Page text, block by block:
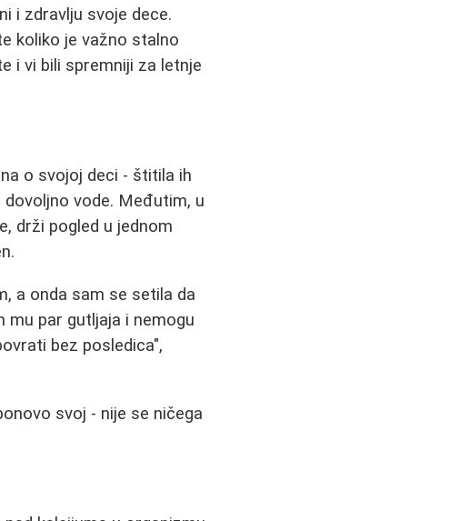
i zdravlju svoje dece.
koliko je važno stalno
i vi bili spremniji za letnje
o svojoj deci - štitila ih
vode. Međutim, u
drži pogled u jednom
a onda sam se setila da
mu par gutljaja i nemogu
bez posledica",
svoj - nije se ničega